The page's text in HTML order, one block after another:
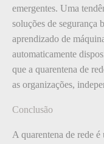
emergentes. Uma
soluções de segurança
aprendizado de
automaticamente
que a quarentena de
as organizações,
Conclusão
A quarentena de rede